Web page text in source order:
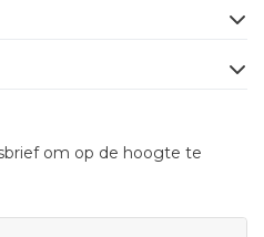
om op de hoogte te